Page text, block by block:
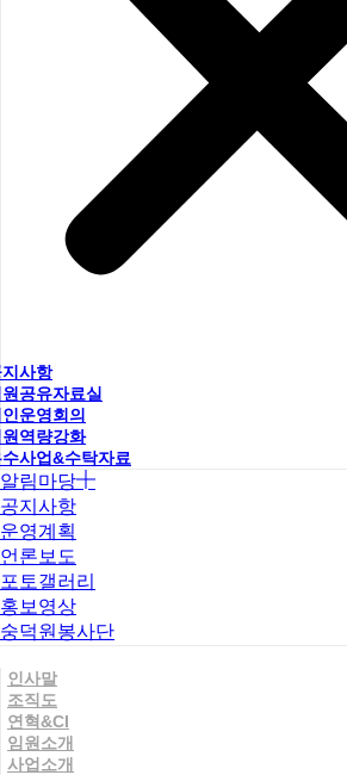
사항
공유자료실
운영회의
역량강화
사업&수탁자료
알림마당
공지사항
운영계획
언론보도
포토갤러리
홍보영상
숭덕원봉사단
인사말
조직도
연혁&CI
임원소개
사업소개